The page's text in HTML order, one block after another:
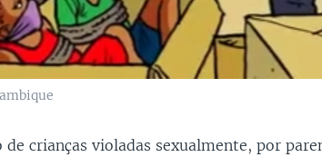
de crianças violadas sexualmente, por